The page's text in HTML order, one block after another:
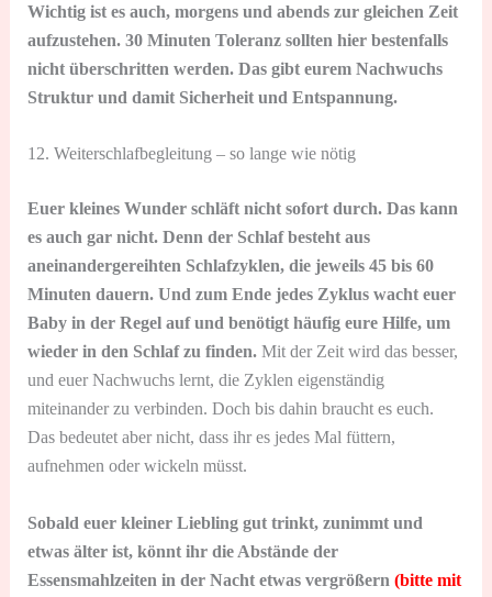
Wichtig ist es auch, morgens und abends zur gleichen Zeit
aufzustehen. 30 Minuten Toleranz sollten hier bestenfalls
nicht überschritten werden. Das gibt eurem Nachwuchs
Struktur und damit Sicherheit und Entspannung.
12. Weiterschlafbegleitung – so lange wie nötig
Euer kleines Wunder schläft nicht sofort durch. Das kann
es auch gar nicht. Denn der Schlaf besteht aus
aneinandergereihten Schlafzyklen, die jeweils 45 bis 60
Minuten dauern. Und zum Ende jedes Zyklus wacht euer
Baby in der Regel auf und benötigt häufig eure Hilfe, um
wieder in den Schlaf zu finden.Mit der Zeit wird das besser,
und euer Nachwuchs lernt, die Zyklen eigenständig
miteinander zu verbinden. Doch bis dahin braucht es euch.
Das bedeutet aber nicht, dass ihr es jedes Mal füttern,
aufnehmen oder wickeln müsst.
Sobald euer kleiner Liebling gut trinkt, zunimmt und
etwas älter ist, könnt ihr die Abstände der
Essensmahlzeiten in der Nacht etwas vergrößern (bitte mit